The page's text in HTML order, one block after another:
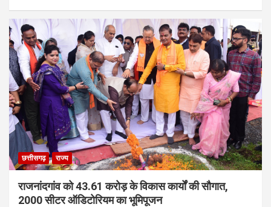
छत्तीसगढ़ राज्य
राजनांदगांव को 43.61 करोड़ के विकास कार्यों की सौगात,
2000 सीटर ऑडिटोरियम का भूमिपूजन